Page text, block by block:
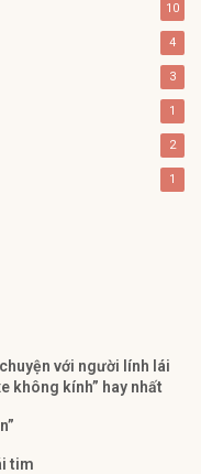
10
4
3
1
2
1
với người lính lái
không kính” hay nhất
tim